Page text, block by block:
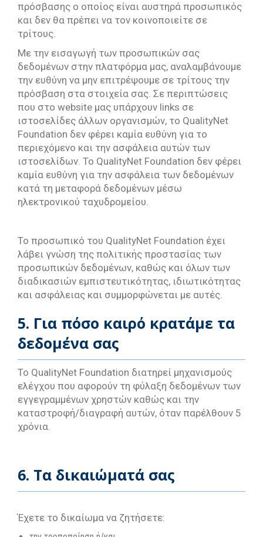
πρόσβασης ο οποίος είναι αυστηρά προσωπικός
και δεν θα πρέπει να τον κοινοποιείτε σε
τρίτους.
Με την εισαγωγή των προσωπικών σας
δεδομένων στην πλατφόρμα μας, αναλαμβάνουμε
την ευθύνη να μην επιτρέψουμε σε τρίτους την
πρόσβαση στα στοιχεία σας. Σε περιπτώσεις
που στο website μας υπάρχουν links σε
ιστοσελίδες άλλων οργανισμών, το QualityNet
Foundation δεν φέρει καμία ευθύνη για το
περιεχόμενο και την ασφάλεια αυτών των
ιστοσελίδων. Το QualityNet Foundation δεν φέρει
καμία ευθύνη για την ασφάλεια των δεδομένων
κατά τη μεταφορά δεδομένων μέσω
ηλεκτρονικού ταχυδρομείου.
Το προσωπικό του QualityNet Foundation έχει
λάβει γνώση της πολιτικής προστασίας των
προσωπικών δεδομένων, καθώς και όλων των
διαδικασιών εμπιστευτικότητας, ιδιωτικότητας
και ασφάλειας και συμμορφώνεται με αυτές.
5. Για πόσο καιρό κρατάμε τα
δεδομένα σας
Το QualityNet Foundation διατηρεί μηχανισμούς
ελέγχου που αφορούν τη φύλαξη δεδομένων των
εγγεγραμμένων χρηστών καθώς και την
καταστροφή/διαγραφή αυτών, όταν παρέλθουν 5
χρόνια.
6. Τα δικαιώματά σας
Έχετε το δικαίωμα να ζητήσετε: